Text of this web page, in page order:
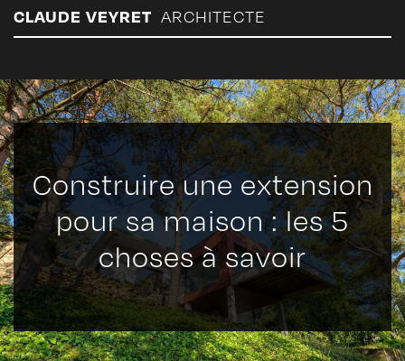
CLAUDE VEYRET ARCHITECTE
Construire une extension
pour sa maison : les 5
choses à savoir
Panneau de gestion des cookies